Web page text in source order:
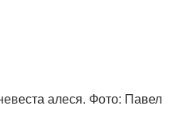
алеся. Фото: Павел